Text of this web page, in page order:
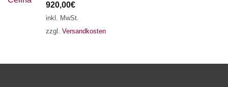
920,00€
inkl. MwSt.
zzgl. Versandkosten